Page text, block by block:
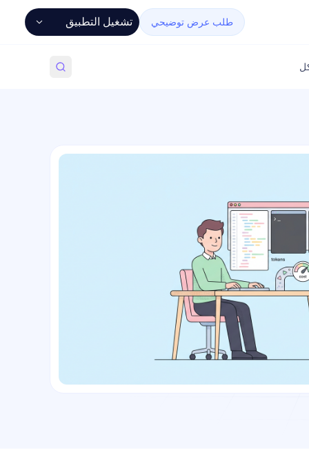
طلب عرض توضيحي تشغيل التطبيق